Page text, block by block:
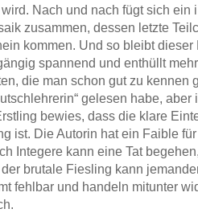
Nach und nach fügt sich ein
zusammen, dessen letzte
kommen. Und so bleibt
spannend und enthüllt
die man schon gut zu kennen
gelesen habe,
bewies, dass die klare
ist. Die Autorin hat ein Faible
Integere kann eine Tat
brutale Fiesling kann
fehlbar und handeln mitunter